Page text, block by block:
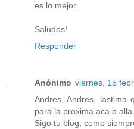
es lo mejor.
Saludos!
Responder
Anónimo viernes, 15
Andres, Andres, lastima
para la proxima aca o alla.
Sigo tu blog, como